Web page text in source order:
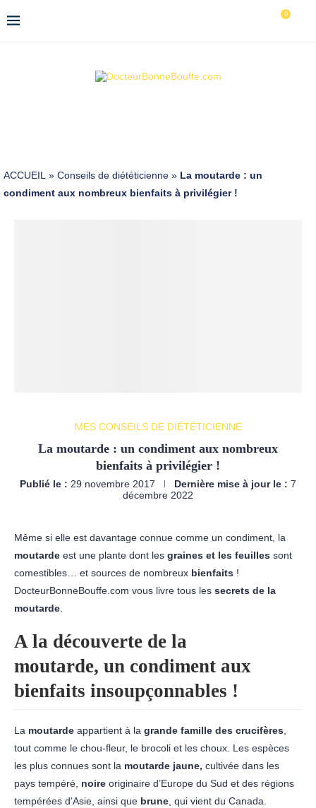
0
ACCUEIL » Conseils de diététicienne » La moutarde : un
condiment aux nombreux bienfaits à privilégier !
MES CONSEILS DE DIÉTÉTICIENNE
La moutarde : un condiment aux nombreux
bienfaits à privilégier !
Publié le : 29 novembre 2017 Dernière mise à jour le : 7
décembre 2022
Même si elle est davantage connue comme un condiment, la
moutarde est une plante dont les graines et les feuilles sont
comestibles… et sources de nombreux bienfaits !
DocteurBonneBouffe.com vous livre tous les secrets de la
moutarde
A la découverte de la
moutarde, un condiment aux
bienfaits insoupçonnables !
La moutarde appartient à la grande famille des crucifères
tout comme le chou-fleur, le brocoli et les choux. Les espèces
les plus connues sont la moutarde jaune, cultivée dans les
pays tempéré, noire originaire d’Europe du Sud et des régions
tempérées d’Asie, ainsi que brune , qui vient du Canada.